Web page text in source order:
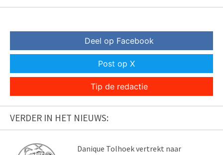
Deel op Facebook
Post op X
Tip de redactie
VERDER IN HET NIEUWS:
Danique Tolhoek vertrekt naar